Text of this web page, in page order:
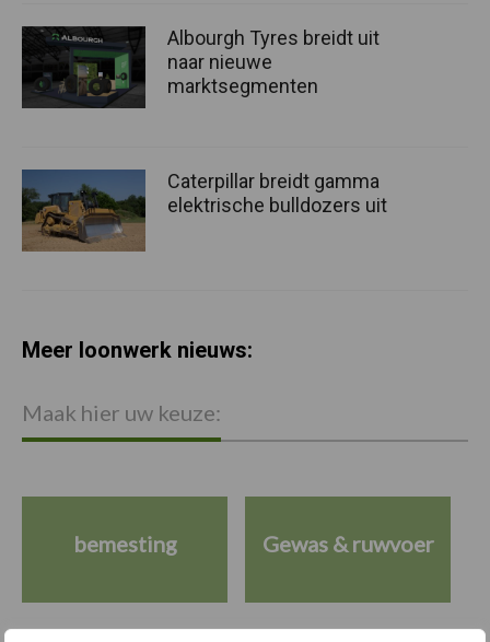
Albourgh Tyres breidt uit
naar nieuwe
marktsegmenten
Caterpillar breidt gamma
elektrische bulldozers uit
Meer loonwerk nieuws:
Maak hier uw keuze:
bemesting Gewas & ruwvoer